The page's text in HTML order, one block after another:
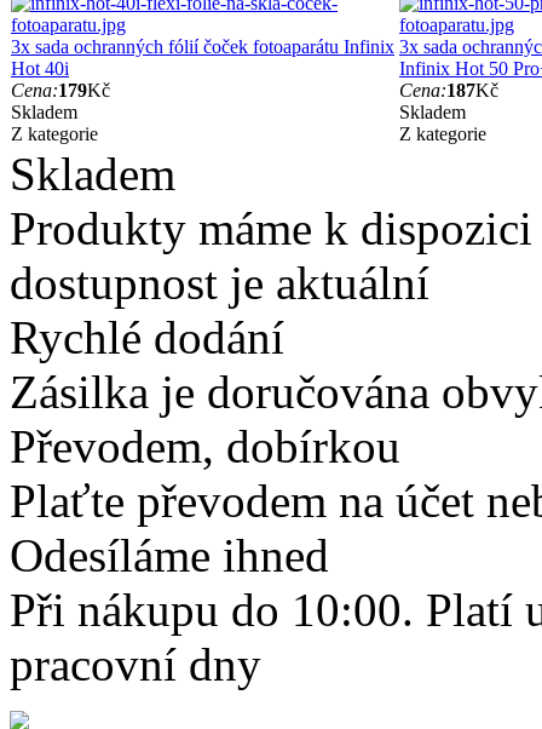
3x sada ochranných fólií čoček fotoaparátu Infinix
Hot 40i
Cena:179Kč
Skladem
Z kategorie
3x sada
Infinix Hot 50
Cena:187Kč
Skladem
Z kategorie
Skladem
Produkty máme k
dostupnost je aktuální
Rychlé dodání
Zásilka je doručována
Převodem, dobírkou
Plaťte převodem na účet
Odesíláme ihned
Při nákupu do 10:00. Platí
pracovní dny